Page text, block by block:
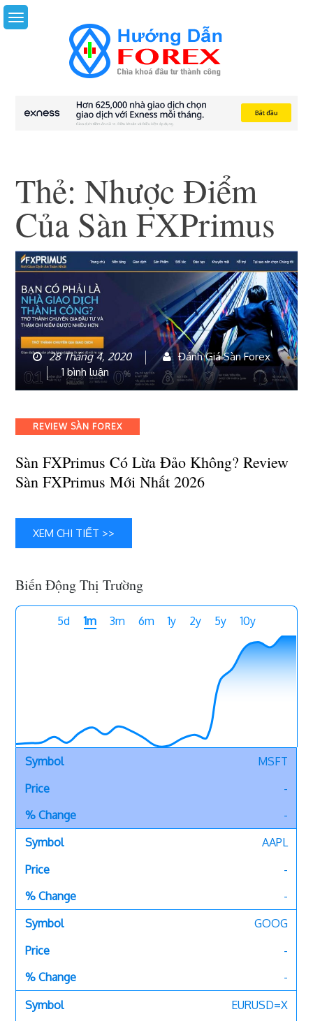
Skip
to
Thẻ:Nhược Điểm
Của Sàn FXPrimus
28 Tháng 4, 2020
Đánh Giá Sàn Forex
1 bình luận ở
Sàn
có
lừa
không?
Review
nhất
Categories
REVIEW SÀN FOREX
Sàn FXPrimus Có Lừa Đảo Không? Review
Sàn FXPrimus Mới Nhất 2026
XEM CHI TIẾT >>
Biến Động Thị Trường
5d 1m 3m 6m 1y 2y 5y 10y
MSFT
-
-
AAPL
-
-
GOOG
-
-
EURUSD=X